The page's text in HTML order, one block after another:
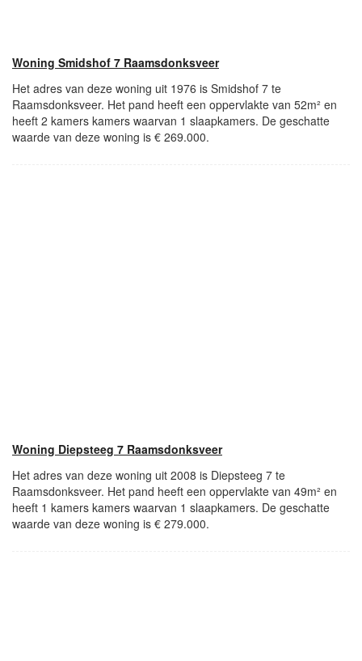
Woning Smidshof 7 Raamsdonksveer
Het adres van deze woning uit 1976 is Smidshof 7 te
Raamsdonksveer. Het pand heeft een oppervlakte van 52m² en
heeft 2 kamers kamers waarvan 1 slaapkamers. De geschatte
waarde van deze woning is € 269.000.
Woning Diepsteeg 7 Raamsdonksveer
Het adres van deze woning uit 2008 is Diepsteeg 7 te
Raamsdonksveer. Het pand heeft een oppervlakte van 49m² en
heeft 1 kamers kamers waarvan 1 slaapkamers. De geschatte
waarde van deze woning is € 279.000.